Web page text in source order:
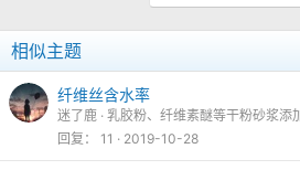
相似主题
纤维丝含水率
迷了鹿 乳胶粉、纤维素醚等干粉砂浆添
回复
11 2019-10-28